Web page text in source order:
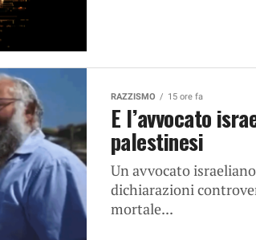
RAZZISMO 15 ore fa
E l’avvocato
palestinesi
Un avvocato
dichiarazioni
mortale...